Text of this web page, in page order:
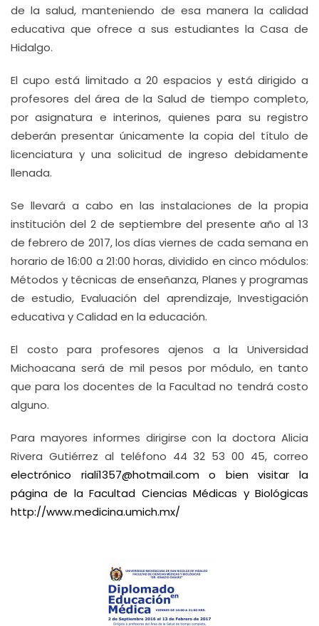
de la salud, manteniendo de esa manera la calidad
educativa que ofrece a sus estudiantes la Casa de
Hidalgo.
El cupo está limitado a 20 espacios y está dirigido a
profesores del área de la Salud de tiempo completo,
por asignatura e interinos, quienes para su registro
deberán presentar únicamente la copia del título de
licenciatura y una solicitud de ingreso debidamente
llenada.
Se llevará a cabo en las instalaciones de la propia
institución del 2 de septiembre del presente año al 13
de febrero de 2017, los días viernes de cada semana en
horario de 16:00 a 21:00 horas, dividido en cinco módulos:
Métodos y técnicas de enseñanza, Planes y programas
de estudio, Evaluación del aprendizaje, Investigación
educativa y Calidad en la educación.
El costo para profesores ajenos a la Universidad
Michoacana será de mil pesos por módulo, en tanto
que para los docentes de la Facultad no tendrá costo
alguno.
Para mayores informes dirigirse con la doctora Alicia
Rivera Gutiérrez al teléfono 44 32 53 00 45, correo
electrónico riali1357@hotmail.como bien visitar la
página de la Facultad Ciencias Médicas y Biológicas
http://www.medicina.umich.mx/